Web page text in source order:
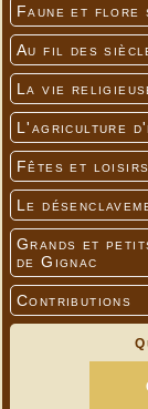
Faune et flore
Au fil des
La vie
L'agriculture
Fêtes et
Le
Grands et
de Gignac
Contributions